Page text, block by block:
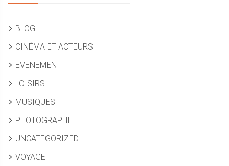
BLOG
CINÉMA ET ACTEURS
EVENEMENT
LOISIRS
MUSIQUES
PHOTOGRAPHIE
UNCATEGORIZED
VOYAGE